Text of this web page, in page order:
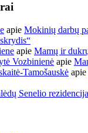
apie Mokinių darbų
apie Mamų ir
Vozbinienė apie
Tamošauskė apie
Senelio rezidencija